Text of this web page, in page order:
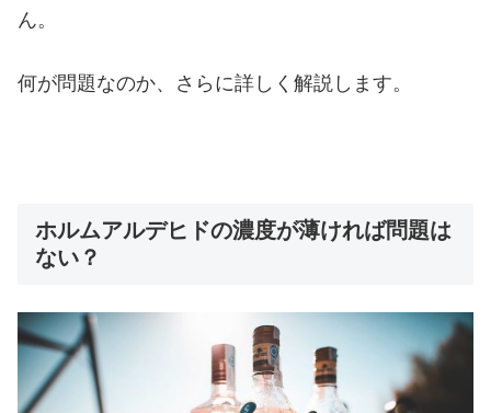
ん。
何が問題なのか、さらに詳しく解説します。
ホルムアルデヒドの濃度が薄ければ問題は
ない？